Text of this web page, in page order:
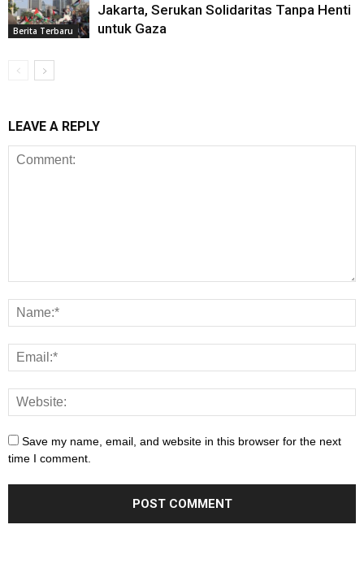
Berita Terbaru
Jakarta, Serukan Solidaritas Tanpa Henti
untuk Gaza
LEAVE A REPLY
Save my name, email, and website in this browser for the next
time I comment.